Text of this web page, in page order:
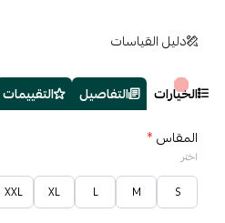
دليل القياسات
الخيارات التفاصيل
التقييمات
المقاس*
اختر
S
M
L
XL
XXL